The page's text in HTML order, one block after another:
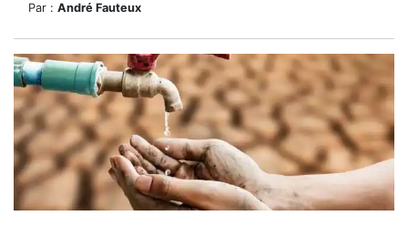
Par : André Fauteux